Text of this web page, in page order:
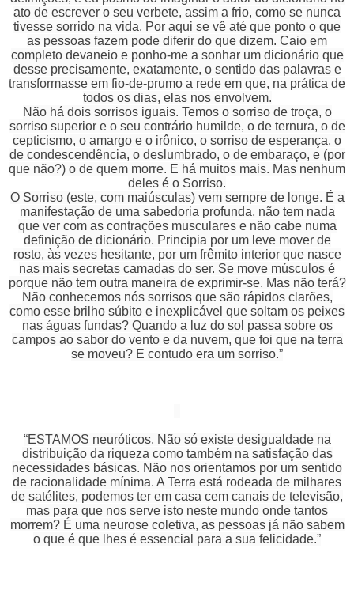
ato de escrever o seu verbete, assim a frio, como se nunca
tivesse sorrido na vida. Por aqui se vê até que ponto o que
as pessoas fazem pode diferir do que dizem. Caio em
completo devaneio e ponho-me a sonhar um dicionário que
desse precisamente, exatamente, o sentido das palavras e
transformasse em fio-de-prumo a rede em que, na prática de
todos os dias, elas nos envolvem.
Não há dois sorrisos iguais. Temos o sorriso de troça, o
sorriso superior e o seu contrário humilde, o de ternura, o de
cepticismo, o amargo e o irônico, o sorriso de esperança, o
de condescendência, o deslumbrado, o de embaraço, e (por
que não?) o de quem morre. E há muitos mais. Mas nenhum
deles é o Sorriso.
O Sorriso (este, com maiúsculas) vem sempre de longe. É a
manifestação de uma sabedoria profunda, não tem nada
que ver com as contrações musculares e não cabe numa
definição de dicionário. Principia por um leve mover de
rosto, às vezes hesitante, por um frêmito interior que nasce
nas mais secretas camadas do ser. Se move músculos é
porque não tem outra maneira de exprimir-se. Mas não terá?
Não conhecemos nós sorrisos que são rápidos clarões,
como esse brilho súbito e inexplicável que soltam os peixes
nas águas fundas? Quando a luz do sol passa sobre os
campos ao sabor do vento e da nuvem, que foi que na terra
se moveu? E contudo era um sorriso.”
“ESTAMOS neuróticos. Não só existe desigualdade na
distribuição da riqueza como também na satisfação das
necessidades básicas. Não nos orientamos por um sentido
de racionalidade mínima. A Terra está rodeada de milhares
de satélites, podemos ter em casa cem canais de televisão,
mas para que nos serve isto neste mundo onde tantos
morrem? É uma neurose coletiva, as pessoas já não sabem
o que é que lhes é essencial para a sua felicidade.”